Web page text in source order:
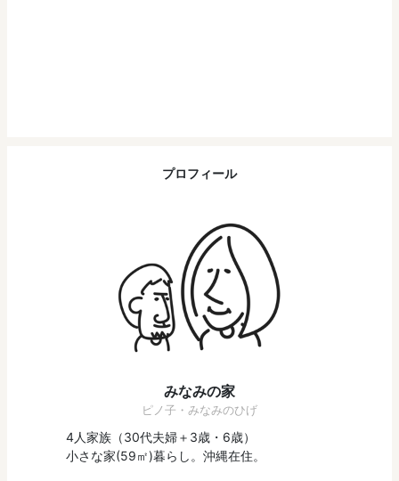
プロフィール
みなみの家
ピノ子・みなみのひげ
4人家族（30代夫婦＋3歳・6歳）
小さな家(59㎡)暮らし。沖縄在住。